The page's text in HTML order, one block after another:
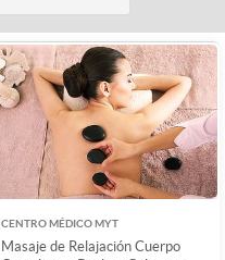
CENTRO MÉDICO MYT
Masaje de Relajación Cuerpo